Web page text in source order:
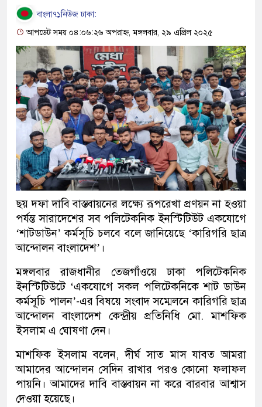
বাংলা৭১নিউজ ঢাকা:
আপডেট সময় ০৪:০৬:২৬ অপরাহ্ন, মঙ্গলবার, ২৯ এপ্রিল ২০২৫
ছয় দফা দাবি বাস্তবায়নের লক্ষ্যে রূপরেখা প্রণয়ন না হওয়া
পর্যন্ত সারাদেশের সব পলিটেকনিক ইনস্টিটিউট একযোগে
‘শাটডাউন’ কর্মসূচি চলবে বলে জানিয়েছে ‘কারিগরি ছাত্র
আন্দোলন বাংলাদেশ’।
মঙ্গলবার রাজধানীর তেজগাঁওয়ে ঢাকা পলিটেকনিক
ইনস্টিটিউটে ‘একযোগে সকল পলিটেকনিকে শাট ডাউন
কর্মসূচি পালন’-এর বিষয়ে সংবাদ সম্মেলনে কারিগরি ছাত্র
আন্দোলন বাংলাদেশ কেন্দ্রীয় প্রতিনিধি মো. মাশফিক
ইসলাম এ ঘোষণা দেন।
মাশফিক ইসলাম বলেন, দীর্ঘ সাত মাস যাবত আমরা
আমাদের আন্দোলন সেদিন রাখার পরও কোনো ফলাফল
পায়নি। আমাদের দাবি বাস্তবায়ন না করে বারবার আশ্বাস
দেওয়া হয়েছে।